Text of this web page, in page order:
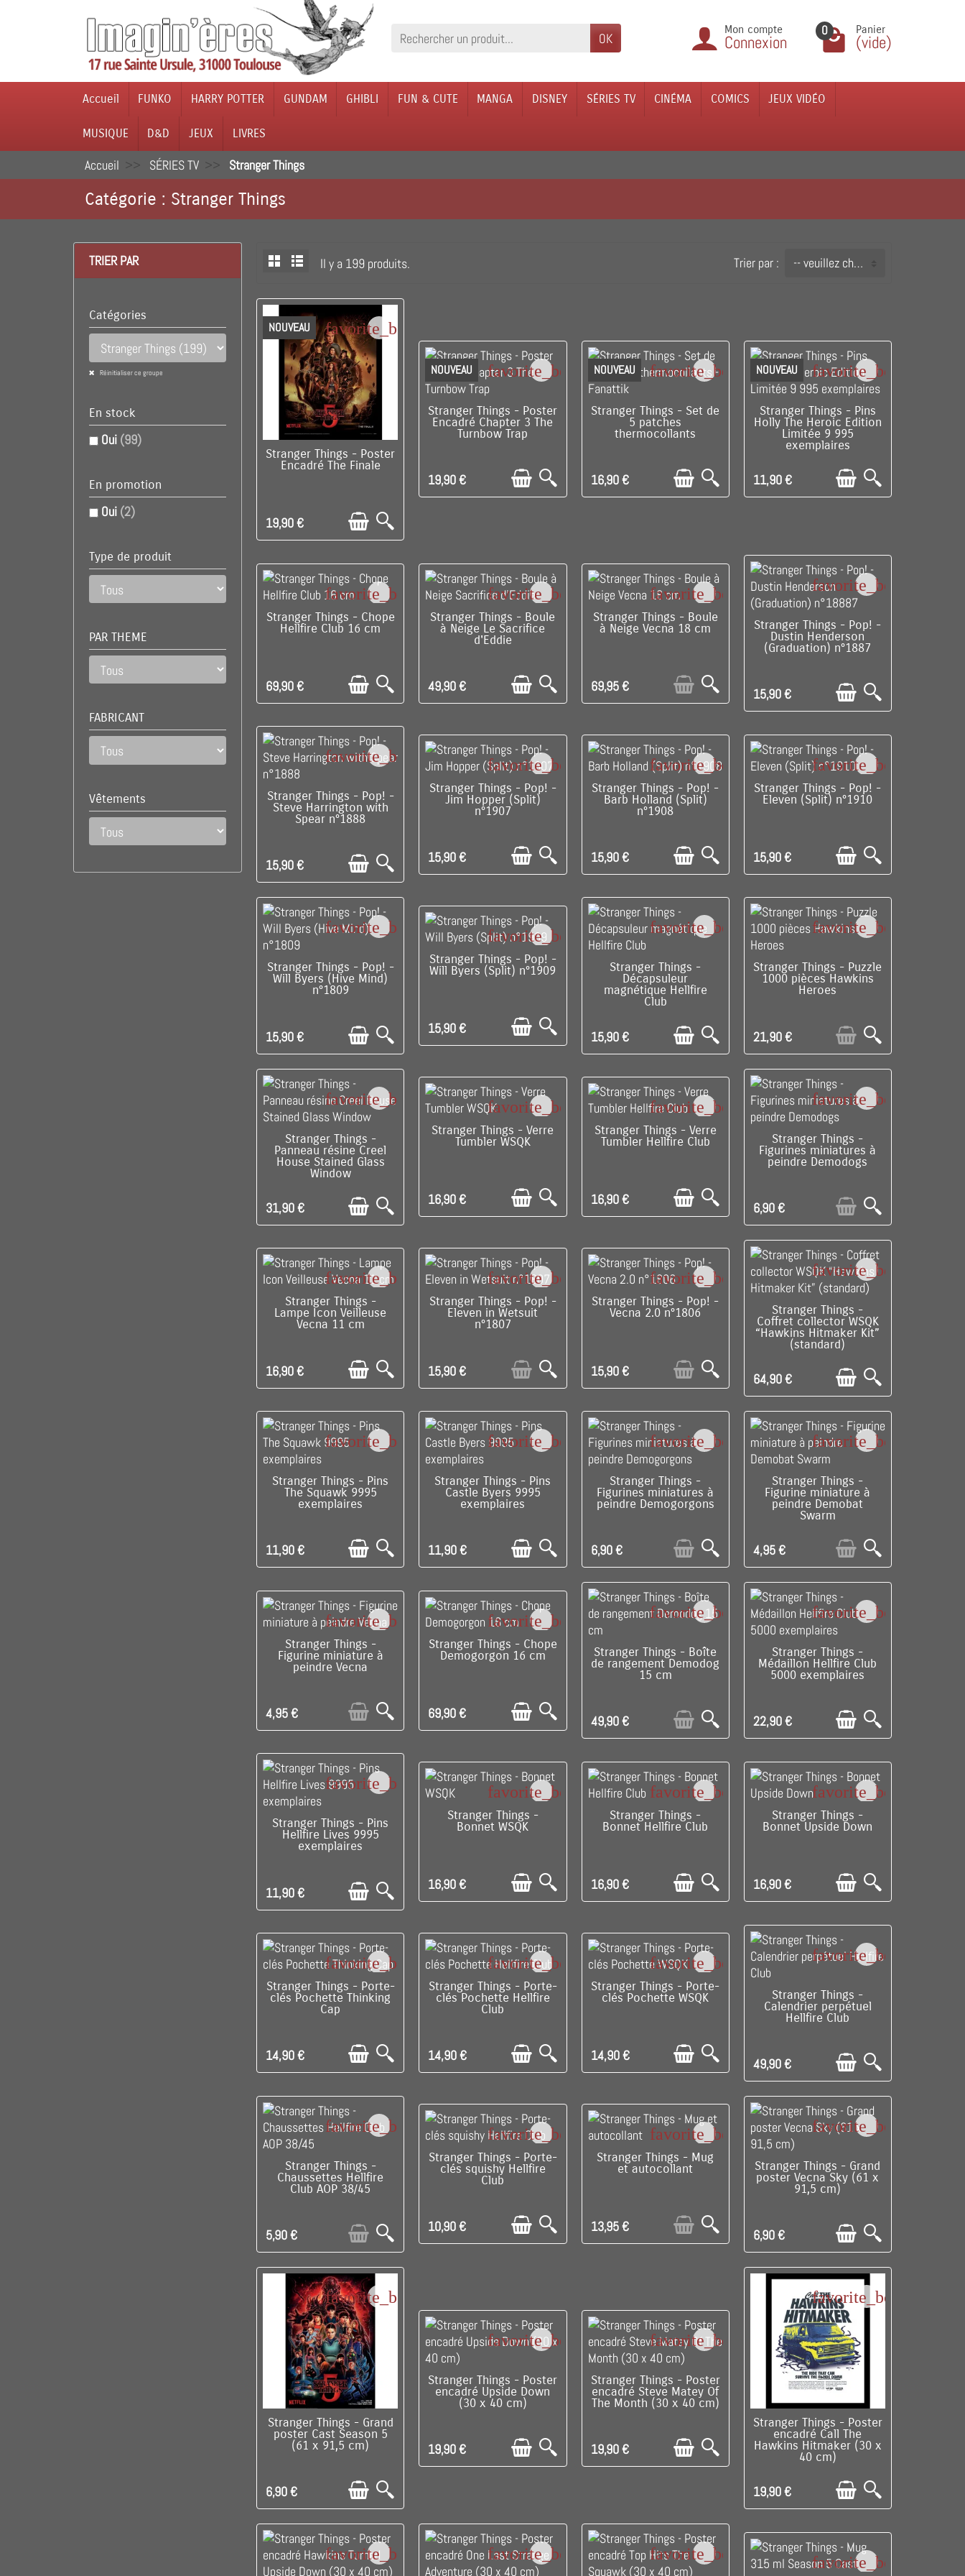
OK
Mon compte
Connexion
0 Panier
(vide)
Accueil FUNKO HARRY POTTER GUNDAM GHIBLI FUN & CUTE MANGA DISNEY SÉRIES TV CINÉMA COMICS JEUX VIDÉO
MUSIQUE D&D JEUX LIVRES
Accueil SÉRIES TV Stranger Things
Catégorie : Stranger Things
TRIER PAR
Catégories
Réinitialiser ce groupe
En stock
Oui (99)
En promotion
Oui (2)
Type de produit
PAR THEME
FABRICANT
Vêtements
Il y a 199 produits. Trier par : -- veuillez choisir --
NOUVEAU
DISPONIBLE
favorite_border
Stranger Things - Poster
Encadré The Finale
19,90 €
NOUVEAU
C'EST LE DERNIER !
favorite_border
Stranger Things - Poster
Encadré Chapter 3 The
Turnbow Trap
19,90 €
NOUVEAU
C'EST LE DERNIER !
favorite_border
Stranger Things - Set de
5 patches
thermocollants
16,90 €
NOUVEAU
DISPONIBLE
favorite_border
Stranger Things - Pins
Holly The Heroic Edition
Limitée 9 995
exemplaires
11,90 €
C'EST LE DERNIER !
favorite_border
Stranger Things - Chope
Hellfire Club 16 cm
69,90 €
C'EST LE DERNIER !
favorite_border
Stranger Things - Boule
à Neige Le Sacrifice
d'Eddie
49,90 €
RUPTURE DE STOCK
favorite_border
Stranger Things - Boule
à Neige Vecna 18 cm
69,95 €
DISPONIBLE
favorite_border
Stranger Things - Pop! -
Dustin Henderson
(Graduation) n°1887
15,90 €
DISPONIBLE
favorite_border
Stranger Things - Pop! -
Steve Harrington with
Spear n°1888
15,90 €
DISPONIBLE
favorite_border
Stranger Things - Pop! -
Jim Hopper (Split)
n°1907
15,90 €
DISPONIBLE
favorite_border
Stranger Things - Pop! -
Barb Holland (Split)
n°1908
15,90 €
DISPONIBLE
favorite_border
Stranger Things - Pop! -
Eleven (Split) n°1910
15,90 €
DISPONIBLE
favorite_border
Stranger Things - Pop! -
Will Byers (Hive Mind)
n°1809
15,90 €
DISPONIBLE
favorite_border
Stranger Things - Pop! -
Will Byers (Split) n°1909
15,90 €
C'EST LE DERNIER !
favorite_border
Stranger Things -
Décapsuleur
magnétique Hellfire
Club
15,90 €
RUPTURE DE STOCK
favorite_border
Stranger Things - Puzzle
1000 pièces Hawkins
Heroes
21,90 €
C'EST LE DERNIER !
favorite_border
Stranger Things -
Panneau résine Creel
House Stained Glass
Window
31,90 €
C'EST LE DERNIER !
favorite_border
Stranger Things - Verre
Tumbler WSQK
16,90 €
C'EST LE DERNIER !
favorite_border
Stranger Things - Verre
Tumbler Hellfire Club
16,90 €
RUPTURE DE STOCK
favorite_border
Stranger Things -
Figurines miniatures à
peindre Demodogs
6,90 €
C'EST LE DERNIER !
favorite_border
Stranger Things -
Lampe Icon Veilleuse
Vecna 11 cm
16,90 €
RUPTURE DE STOCK
favorite_border
Stranger Things - Pop! -
Eleven in Wetsuit
n°1807
15,90 €
RUPTURE DE STOCK
favorite_border
Stranger Things - Pop! -
Vecna 2.0 n°1806
15,90 €
DISPONIBLE
favorite_border
Stranger Things -
Coffret collector WSQK
“Hawkins Hitmaker Kit”
(standard)
64,90 €
C'EST LE DERNIER !
favorite_border
Stranger Things - Pins
The Squawk 9995
exemplaires
11,90 €
DISPONIBLE
favorite_border
Stranger Things - Pins
Castle Byers 9995
exemplaires
11,90 €
RUPTURE DE STOCK
favorite_border
Stranger Things -
Figurines miniatures à
peindre Demogorgons
6,90 €
RUPTURE DE STOCK
favorite_border
Stranger Things -
Figurine miniature à
peindre Demobat
Swarm
4,95 €
RUPTURE DE STOCK
favorite_border
Stranger Things -
Figurine miniature à
peindre Vecna
4,95 €
C'EST LE DERNIER !
favorite_border
Stranger Things - Chope
Demogorgon 16 cm
69,90 €
RUPTURE DE STOCK
favorite_border
Stranger Things - Boîte
de rangement Demodog
15 cm
49,90 €
C'EST LE DERNIER !
favorite_border
Stranger Things -
Médaillon Hellfire Club
5000 exemplaires
22,90 €
DISPONIBLE
favorite_border
Stranger Things - Pins
Hellfire Lives 9995
exemplaires
11,90 €
C'EST LE DERNIER !
favorite_border
Stranger Things -
Bonnet WSQK
16,90 €
C'EST LE DERNIER !
favorite_border
Stranger Things -
Bonnet Hellfire Club
16,90 €
C'EST LE DERNIER !
favorite_border
Stranger Things -
Bonnet Upside Down
16,90 €
C'EST LE DERNIER !
favorite_border
Stranger Things - Porte-
clés Pochette Thinking
Cap
14,90 €
C'EST LE DERNIER !
favorite_border
Stranger Things - Porte-
clés Pochette Hellfire
Club
14,90 €
C'EST LE DERNIER !
favorite_border
Stranger Things - Porte-
clés Pochette WSQK
14,90 €
C'EST LE DERNIER !
favorite_border
Stranger Things -
Calendrier perpétuel
Hellfire Club
49,90 €
RUPTURE DE STOCK
favorite_border
Stranger Things -
Chaussettes Hellfire
Club AOP 38/45
5,90 €
C'EST LE DERNIER !
favorite_border
Stranger Things - Porte-
clés squishy Hellfire
Club
10,90 €
RUPTURE DE STOCK
favorite_border
Stranger Things - Mug
et autocollant
13,95 €
DISPONIBLE
favorite_border
Stranger Things - Grand
poster Vecna Sky (61 x
91,5 cm)
6,90 €
DISPONIBLE
favorite_border
Stranger Things - Grand
poster Cast Season 5
(61 x 91,5 cm)
6,90 €
DISPONIBLE
favorite_border
Stranger Things - Poster
encadré Upside Down
(30 x 40 cm)
19,90 €
C'EST LE DERNIER !
favorite_border
Stranger Things - Poster
encadré Steve Matey Of
The Month (30 x 40 cm)
19,90 €
DISPONIBLE
favorite_border
Stranger Things - Poster
encadré Call The
Hawkins Hitmaker (30 x
40 cm)
19,90 €
favorite_border favorite_border favorite_border favorite_border